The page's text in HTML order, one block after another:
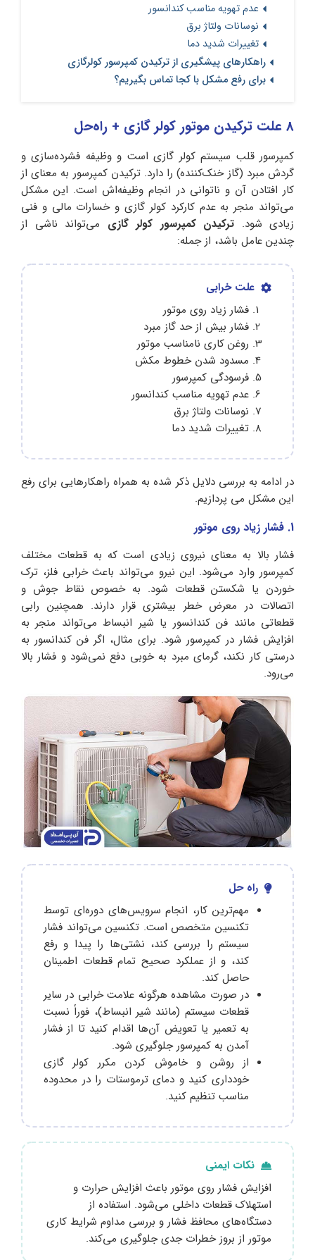
عدم تهویه مناسب کندانسور
نوسانات ولتاژ برق
تغییرات شدید دما
راهکارهای پیشگیری از ترکیدن کمپرسور کولرگازی
برای رفع مشکل با کجا تماس بگیریم؟
8 علت ترکیدن موتور کولر گازی + راه‌حل
کمپرسور قلب سیستم کولر گازی است و وظیفه فشرده‌سازی و
گردش مبرد (گاز خنک‌کننده) را دارد. ترکیدن کمپرسور به معنای از
کار افتادن آن و ناتوانی در انجام وظیفه‌اش است. این مشکل
می‌تواند منجر به عدم کارکرد کولر گازی و خسارات مالی و فنی
زیادی شود. ترکیدن کمپرسور کولر گازی می‌تواند ناشی از
چندین عامل باشد، از جمله:
علت خرابی
فشار زیاد روی موتور
فشار بیش از حد گاز مبرد
روغن کاری نامناسب موتور
مسدود شدن خطوط مکش
فرسودگی کمپرسور
عدم تهویه مناسب کندانسور
نوسانات ولتاژ برق
تغییرات شدید دما
در ادامه به بررسی دلایل ذکر شده به همراه راهکارهایی برای رفع
این مشکل می پردازیم.
1. فشار زیاد روی موتور
فشار بالا به معنای نیروی زیادی است که به قطعات مختلف
کمپرسور وارد می‌شود. این نیرو می‌تواند باعث خرابی فلز، ترک
خوردن یا شکستن قطعات شود. به خصوص نقاط جوش و
اتصالات در معرض خطر بیشتری قرار دارند. همچنین رابی
قطعاتی مانند فن کندانسور یا شیر انبساط می‌تواند منجر به
افزایش فشار در کمپرسور شود. برای مثال، اگر فن کندانسور به
درستی کار نکند، گرمای مبرد به خوبی دفع نمی‌شود و فشار بالا
می‌رود.
راه حل
مهم‌ترین کار، انجام سرویس‌های دوره‌ای توسط
تکنسین متخصص است. تکنسین می‌تواند فشار
سیستم را بررسی کند، نشتی‌ها را پیدا و رفع
کند، و از عملکرد صحیح تمام قطعات اطمینان
حاصل کند.
در صورت مشاهده هرگونه علامت خرابی در سایر
قطعات سیستم (مانند شیر انبساط)، فوراً نسبت
به تعمیر یا تعویض آن‌ها اقدام کنید تا از فشار
آمدن به کمپرسور جلوگیری شود.
از روشن و خاموش کردن مکرر کولر گازی
خودداری کنید و دمای ترموستات را در محدوده
مناسب تنظیم کنید.
نکات ایمنی
افزایش فشار روی موتور باعث افزایش حرارت و
استهلاک قطعات داخلی می‌شود. استفاده از
دستگاه‌های محافظ فشار و بررسی مداوم شرایط کاری
موتور از بروز خطرات جدی جلوگیری می‌کند.